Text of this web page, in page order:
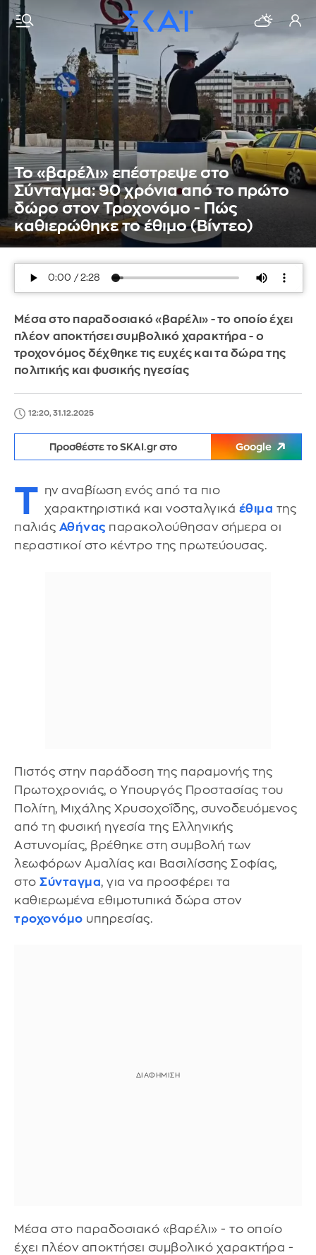
Το «βαρέλι» επέστρεψε στο
Σύνταγμα: 90 χρόνια από το πρώτο
δώρο στον Τροχονόμο - Πώς
καθιερώθηκε το έθιμο (Βίντεο)
Μέσα στο παραδοσιακό «βαρέλι» - το οποίο έχει
πλέον αποκτήσει συμβολικό χαρακτήρα - ο
τροχονόμος δέχθηκε τις ευχές και τα δώρα της
πολιτικής και φυσικής ηγεσίας
12:20, 31.12.2025
Προσθέστε το SKAI.gr στο Google
Τ ην αναβίωση ενός από τα πιο
χαρακτηριστικά και νοσταλγικά έθιμα της
παλιάς Αθήνας παρακολούθησαν σήμερα οι
περαστικοί στο κέντρο της πρωτεύουσας.
Πιστός στην παράδοση της παραμονής της
Πρωτοχρονιάς, ο Υπουργός Προστασίας του
Πολίτη, Μιχάλης Χρυσοχοΐδης, συνοδευόμενος
από τη φυσική ηγεσία της Ελληνικής
Αστυνομίας, βρέθηκε στη συμβολή των
λεωφόρων Αμαλίας και Βασιλίσσης Σοφίας,
στο Σύνταγμα, για να προσφέρει τα
καθιερωμένα εθιμοτυπικά δώρα στον
τροχονόμο υπηρεσίας.
Μέσα στο παραδοσιακό «βαρέλι» - το οποίο
έχει πλέον αποκτήσει συμβολικό χαρακτήρα -